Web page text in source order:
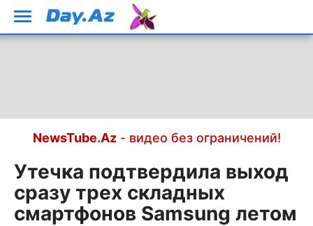
NewsTube.Az- видео без ограничений!
Утечка подтвердила выход
сразу трех складных
смартфонов Samsung летом